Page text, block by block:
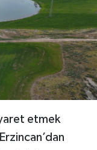
etmek